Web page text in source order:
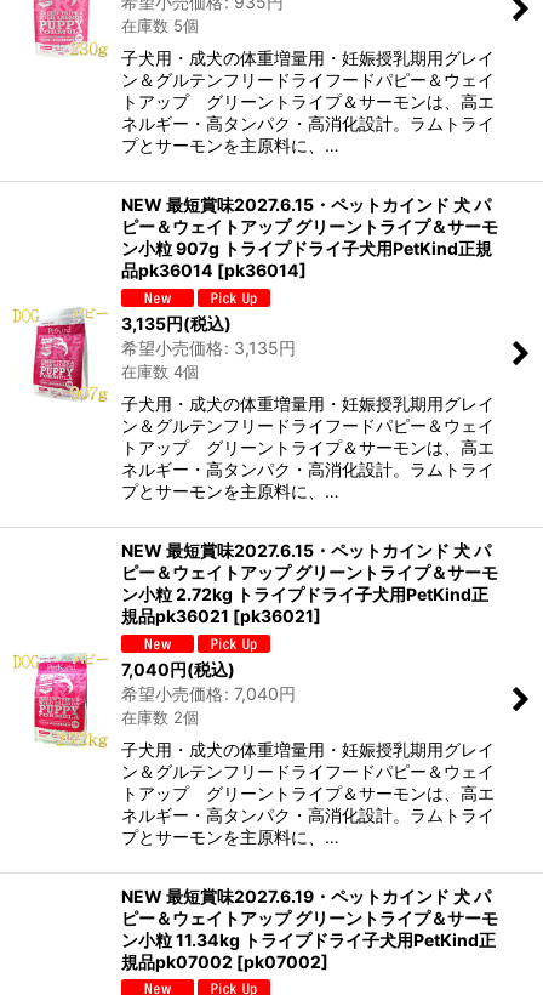
絞り込む
在庫数 5個
子犬用・成犬の体重増量用・妊娠授乳期用グレイ
ン＆グルテンフリードライフードパピー＆ウェイ
トアップ グリーントライプ＆サーモンは、高エ
ネルギー・高タンパク・高消化設計。ラムトライ
プとサーモンを主原料に、…
NEW 最短賞味2027.6.15・ペットカインド 犬 パ
ピー＆ウェイトアップ グリーントライプ＆サーモ
ン小粒 907g トライプドライ子犬用PetKind正規
品pk36014 [pk36014]
3,135円(税込)
希望小売価格: 3,135円
在庫数 4個
子犬用・成犬の体重増量用・妊娠授乳期用グレイ
ン＆グルテンフリードライフードパピー＆ウェイ
トアップ グリーントライプ＆サーモンは、高エ
ネルギー・高タンパク・高消化設計。ラムトライ
プとサーモンを主原料に、…
NEW 最短賞味2027.6.15・ペットカインド 犬 パ
ピー＆ウェイトアップ グリーントライプ＆サーモ
ン小粒 2.72kg トライプドライ子犬用PetKind正
規品pk36021 [pk36021]
7,040円(税込)
希望小売価格: 7,040円
在庫数 2個
子犬用・成犬の体重増量用・妊娠授乳期用グレイ
ン＆グルテンフリードライフードパピー＆ウェイ
トアップ グリーントライプ＆サーモンは、高エ
ネルギー・高タンパク・高消化設計。ラムトライ
プとサーモンを主原料に、…
NEW 最短賞味2027.6.19・ペットカインド 犬 パ
ピー＆ウェイトアップ グリーントライプ＆サーモ
ン小粒 11.34kg トライプドライ子犬用PetKind正
規品pk07002 [pk07002]